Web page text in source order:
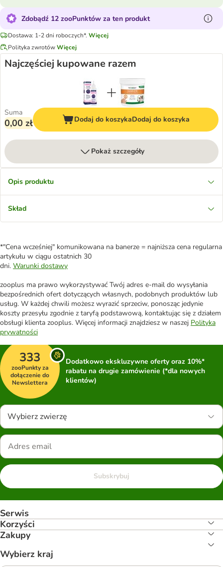
Zdobądź 12 zooPunktów za ten produkt
Dostawa: 1-2 dni roboczych*. Więcej
Polityka zwrotówWięcej
Najczęściej kupowane razem
Suma
0,00 zł Dodaj do koszykaDodaj do koszyka
Pokaż szczegóły
Opis produktu
Skład
*"Cena wcześniej" komunikowana na banerze = najniższa cena regularna
artykułu w ciągu ostatnich 30
dni. Warunki dostawy
zooplus ma prawo wykorzystywać Twój adres e-mail do wysyłania
bezpośrednich ofert dotyczących własnych, podobnych produktów lub
usług. W każdej chwili możesz wyrazić sprzeciw, ponosząc jedynie
koszty przesyłu zgodnie z taryfą podstawową, kontaktując się z działem
obsługi klienta zooplus. Więcej informacji znajdziesz w naszej Polityka
prywatności
333
zooPunkty za
dołączenie do
Newslettera
Dodatkowo ekskluzywne oferty oraz 10%*
rabatu na drugie zamówienie (*dla nowych
klientów)
Wybierz zwierzę
Subskrybuj
Serwis
Korzyści
Zakupy
Wybierz kraj